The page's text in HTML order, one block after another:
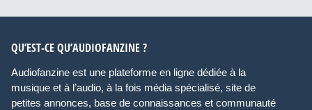
QU’EST-CE QU’AUDIOFANZINE ?
Audiofanzine est une plateforme en ligne dédiée à la
musique et à l’audio, à la fois média spécialisé, site de
petites annonces, base de connaissances et communauté